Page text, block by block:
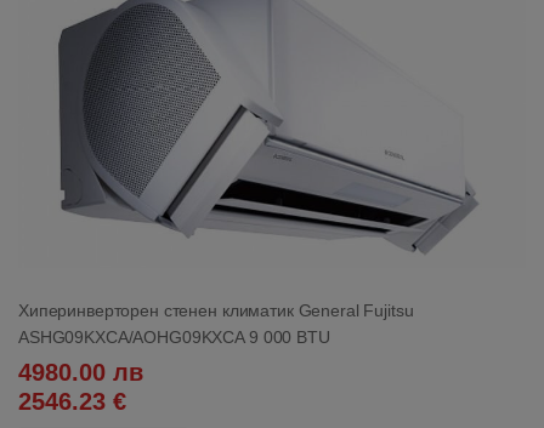
Хиперинверторен стенен климатик General Fujitsu
ASHG09KXCA/AOHG09KXCA 9 000 BTU
4980.00 лв
2546.23 €